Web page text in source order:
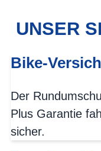
UNSER
Bike-
Der
Plus Garantie
sicher.